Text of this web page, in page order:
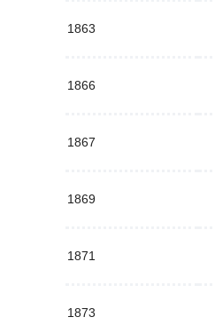
1863
1866
1867
1869
1871
1873